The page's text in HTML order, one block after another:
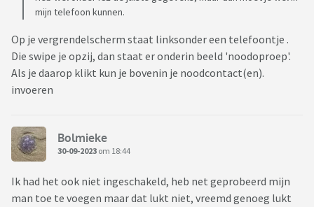
mijn telefoon kunnen.
Op je vergrendelscherm staat linksonder een telefoontje .
Die swipe je opzij, dan staat er onderin beeld 'noodoproep'.
Als je daarop klikt kun je bovenin je noodcontact(en).
invoeren
Bolmieke
30-09-2023 om 18:44
Ik had het ook niet ingeschakeld, heb net geprobeerd mijn
man toe te voegen maar dat lukt niet, vreemd genoeg lukt